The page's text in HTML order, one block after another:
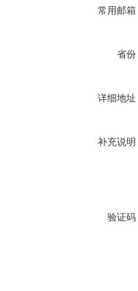
常用邮箱
省份
详细地址
补充说明
验证码